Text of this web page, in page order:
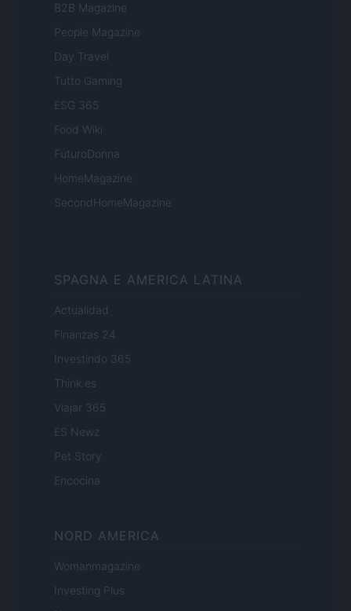
B2B Magazine
People Magazine
Day Travel
Tutto Gaming
ESG 365
Food Wiki
FuturoDonna
HomeMagazine
SecondHomeMagazine
SPAGNA E AMERICA LATINA
Actualidad
Finanzas 24
Investindo 365
Think.es
Viajar 365
ES Newz
Pet Story
Encocina
NORD AMERICA
Womanmagazine
Investing Plus